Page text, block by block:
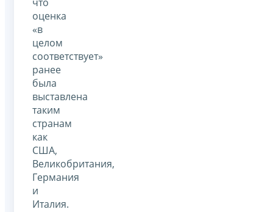
оценка
«в
целом
соответствует»
ранее
была
выставлена
таким
странам
как
США,
Великобритания,
Германия
и
Италия.